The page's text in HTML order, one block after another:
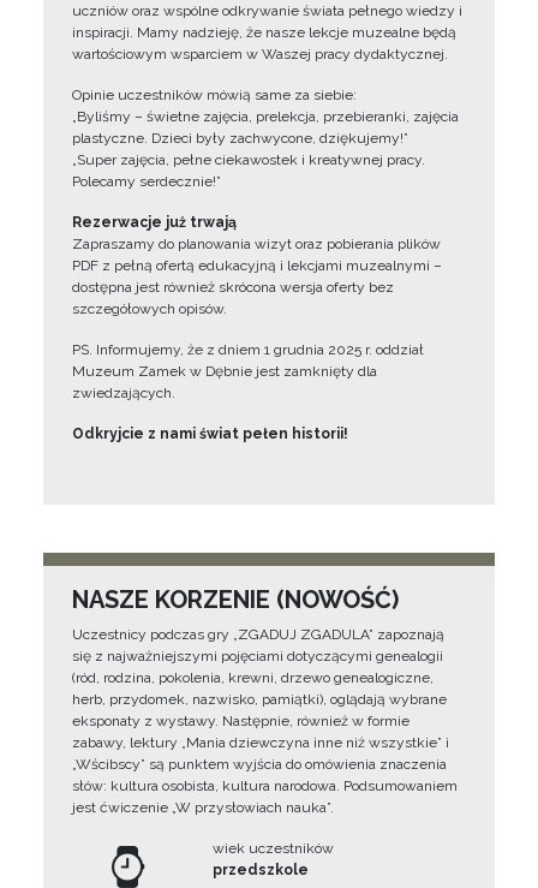
uczniów oraz wspólne odkrywanie świata pełnego wiedzy i
inspiracji. Mamy nadzieję, że nasze lekcje muzealne będą
wartościowym wsparciem w Waszej pracy dydaktycznej.
Opinie uczestników mówią same za siebie:
„Byliśmy – świetne zajęcia, prelekcja, przebieranki, zajęcia
plastyczne. Dzieci były zachwycone, dziękujemy!”
„Super zajęcia, pełne ciekawostek i kreatywnej pracy.
Polecamy serdecznie!”
Rezerwacje już trwają
Zapraszamy do planowania wizyt oraz pobierania plików
PDF z pełną ofertą edukacyjną i lekcjami muzealnymi –
dostępna jest również skrócona wersja oferty bez
szczegółowych opisów.
PS. Informujemy, że z dniem 1 grudnia 2025 r. oddział
Muzeum Zamek w Dębnie jest zamknięty dla
zwiedzających.
Odkryjcie z nami świat pełen historii!
NASZE KORZENIE (NOWOŚĆ)
Uczestnicy podczas gry „ZGADUJ ZGADULA” zapoznają
się z najważniejszymi pojęciami dotyczącymi genealogii
(ród, rodzina, pokolenia, krewni, drzewo genealogiczne,
herb, przydomek, nazwisko, pamiątki), oglądają wybrane
eksponaty z wystawy. Następnie, również w formie
zabawy, lektury „Mania dziewczyna inne niż wszystkie” i
„Wścibscy” są punktem wyjścia do omówienia znaczenia
słów: kultura osobista, kultura narodowa. Podsumowaniem
jest ćwiczenie „W przysłowiach nauka”.
wiek uczestników
przedszkole